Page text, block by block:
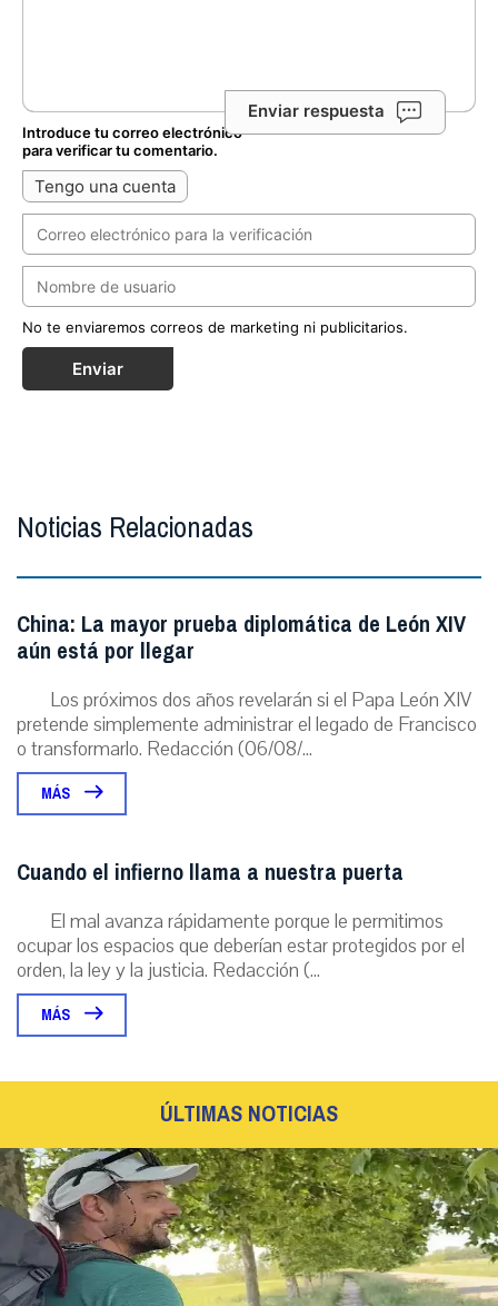
Enviar respuesta
Introduce tu correo electrónico
para verificar tu comentario.
Tengo una cuenta
No te enviaremos correos de marketing ni publicitarios.
Enviar
Noticias Relacionadas
China: La mayor prueba diplomática de León XIV
aún está por llegar
Los próximos dos años revelarán si el Papa León XIV
pretende simplemente administrar el legado de Francisco
o transformarlo. Redacción (06/08/...
MÁS
Cuando el infierno llama a nuestra puerta
El mal avanza rápidamente porque le permitimos
ocupar los espacios que deberían estar protegidos por el
orden, la ley y la justicia. Redacción (...
MÁS
ÚLTIMAS NOTICIAS